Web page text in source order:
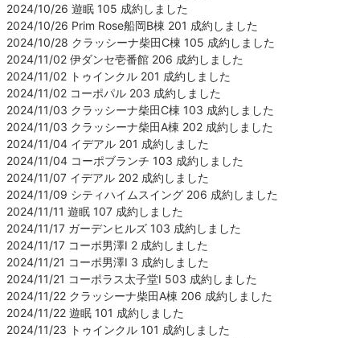
2024/10/26 遊眠 105 成約しました
2024/10/26 Prim Rose船岡B棟 201 成約しました
2024/10/28 クラッシーナ柴田C棟 105 成約しました
2024/11/02 伊ダンセ壱番館 206 成約しました
2024/11/02 トゥインクル 201 成約しました
2024/11/02 コーポパル 203 成約しました
2024/11/03 クラッシーナ柴田C棟 103 成約しました
2024/11/03 クラッシーナ柴田A棟 202 成約しました
2024/11/04 イデアル 201 成約しました
2024/11/04 コーポブランチ 103 成約しました
2024/11/07 イデアル 202 成約しました
2024/11/09 シティハイムスイング 206 成約しました
2024/11/11 遊眠 107 成約しました
2024/11/17 ガーデンヒルズ 103 成約しました
2024/11/17 コーポ男澤Ⅰ 2 成約しました
2024/11/21 コーポ男澤Ⅰ 3 成約しました
2024/11/21 コーポラス太子堂Ⅰ 503 成約しました
2024/11/22 クラッシーナ柴田A棟 206 成約しました
2024/11/22 遊眠 101 成約しました
2024/11/23 トゥインクル 101 成約しました